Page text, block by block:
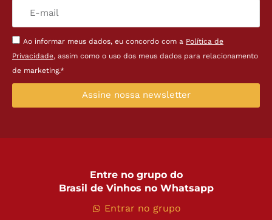
Ao informar meus dados, eu concordo com a Política de
Privacidade, assim como o uso dos meus dados para relacionamento
de marketing.*
Assine nossa newsletter
Entre no grupo do
Brasil de Vinhos no Whatsapp
Entrar no grupo